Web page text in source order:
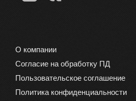
О компании
Согласие на обработку ПД
Пользовательское соглашение
Политика конфиденциальности